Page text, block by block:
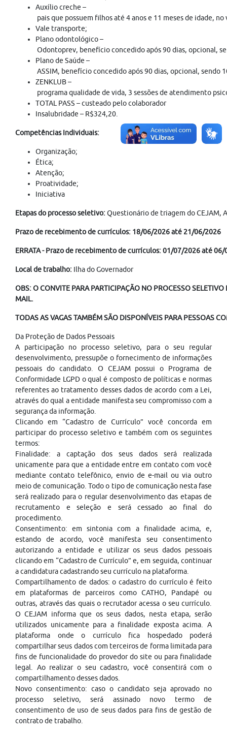
Auxílio creche –
pais que possuem filhos até 4 anos e 11 meses de idade, no
Vale transporte;
Plano odontológico –
Odontoprev, benefício concedido após 90 dias, opcional,
Plano de Saúde –
ASSIM, benefício concedido após 90 dias, opcional, sendo
ZENKLUB –
programa qualidade de vida, 3 sessões de atendimento
TOTAL PASS – custeado pelo colaborador
Insalubridade – R$324,20.
Competências Individuais:
Organização;
Ética;
Atenção;
Proatividade;
Iniciativa
Etapas do processo seletivo:Questionário de triagem do CEJAM,
Prazo de recebimento de currículos: 18/06/2026 até 21/06/2026
ERRATA - Prazo de recebimento de currículos: 01/07/2026 até
Local de trabalho: Ilha do Governador
OBS: O CONVITE PARA PARTICIPAÇÃO NO PROCESSO SELETIVO
MAIL.
TODAS AS VAGAS TAMBÉM SÃO DISPONÍVEIS PARA PESSOAS
Da Proteção de Dados Pessoais
A participação no processo seletivo, para o seu regular
desenvolvimento, pressupõe o fornecimento de informações
pessoais do candidato. O CEJAM possui o Programa de
Conformidade LGPD o qual é composto de políticas e normas
referentes ao tratamento desses dados de acordo com a Lei,
através do qual a entidade manifesta seu compromisso com a
segurança da informação.
Clicando em “Cadastro de Currículo” você concorda em
participar do processo seletivo e também com os seguintes
termos:
Finalidade: a captação dos seus dados será realizada
unicamente para que a entidade entre em contato com você
mediante contato telefônico, envio de e-mail ou via outro
meio de comunicação. Todo o tipo de comunicação nesta fase
será realizado para o regular desenvolvimento das etapas de
recrutamento e seleção e será cessado ao final do
procedimento.
Consentimento: em sintonia com a finalidade acima, e,
estando de acordo, você manifesta seu consentimento
autorizando a entidade e utilizar os seus dados pessoais
clicando em “Cadastro de Currículo” e, em seguida, continuar
a candidatura cadastrando seu currículo na plataforma.
Compartilhamento de dados: o cadastro do currículo é feito
em plataformas de parceiros como CATHO, Pandapé ou
outras, através das quais o recrutador acessa o seu currículo.
O CEJAM informa que os seus dados, nesta etapa, serão
utilizados unicamente para a finalidade exposta acima. A
plataforma onde o currículo fica hospedado poderá
compartilhar seus dados com terceiros de forma limitada para
fins de funcionalidade do provedor do site ou para finalidade
legal. Ao realizar o seu cadastro, você consentirá com o
compartilhamento desses dados.
Novo consentimento: caso o candidato seja aprovado no
processo seletivo, será assinado novo termo de
consentimento de uso de seus dados para fins de gestão de
contrato de trabalho.